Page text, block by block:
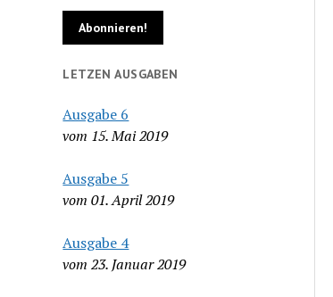
LETZEN AUSGABEN
Ausgabe 6
vom 15. Mai 2019
Ausgabe 5
vom 01. April 2019
Ausgabe 4
vom 23. Januar 2019